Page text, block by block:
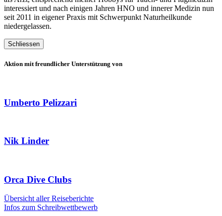
interessiert und nach einigen Jahren HNO und innerer Medizin nun
seit 2011 in eigener Praxis mit Schwerpunkt Naturheilkunde
niedergelassen.
Schliessen
Aktion mit freundlicher Unterstützung von
Umberto Pelizzari
Nik Linder
Orca Dive Clubs
Übersicht aller Reiseberichte
Infos zum Schreibwettbewerb